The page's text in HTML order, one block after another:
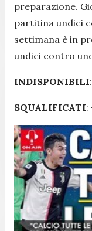
preparazione.
partitina undici
settimana è in
undici contro
INDISPONIBILI
SQUALIFICATI: